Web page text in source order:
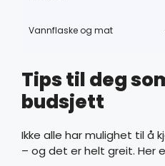
Vannflaske og mat
Tips til deg
budsjett
Ikke alle har mulighet til å
– og det er helt greit. Her